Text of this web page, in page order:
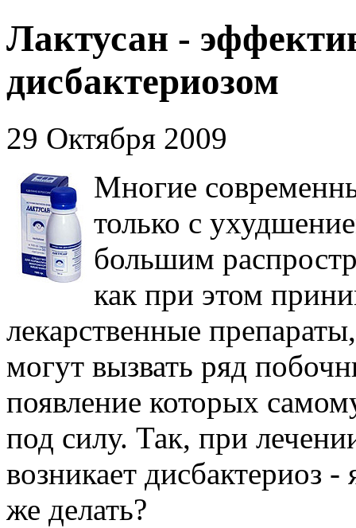
Лактусан -
дисбактериозом
29 Октября 2009
Многие
только с
большим
как при этом
лекарственные
могут вызвать ряд
появление которых
под силу. Так, при
возникает дисбактериоз
же делать?